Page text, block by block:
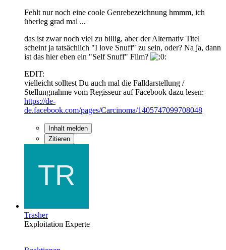
Fehlt nur noch eine coole Genrebezeichnung hmmm, ich
überleg grad mal ...
das ist zwar noch viel zu billig, aber der Alternativ Titel
scheint ja tatsächlich "I love Snuff" zu sein, oder? Na ja, dann
ist das hier eben ein "Self Snuff" Film?
EDIT:
vielleicht solltest Du auch mal die Falldarstellung /
Stellungnahme vom Regisseur auf Facebook dazu lesen:
https://de-
de.facebook.com/pages/Carcinoma/1405747099708048
Inhalt melden
Zitieren
Trasher
Exploitation Experte